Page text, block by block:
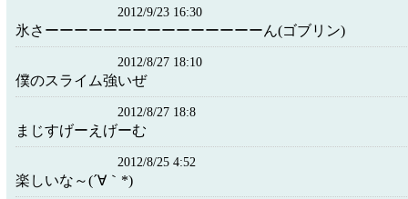
2012/9/23 16:30
氷さーーーーーーーーーーーーーーーん(ゴブリン)
2012/8/27 18:10
僕のスライム強いぜ
2012/8/27 18:8
まじすげーえげーむ
2012/8/25 4:52
楽しいな～(´∀｀*)